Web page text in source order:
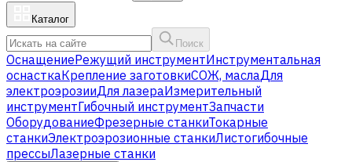
Каталог
Поиск
ОснащениеРежущий инструментИнструментальная
оснасткаКрепление заготовкиСОЖ, маслаДля
электроэрозииДля лазераИзмерительный
инструментГибочный инструментЗапчасти
ОборудованиеФрезерные станкиТокарные
станкиЭлектроэрозионные станкиЛистогибочные
прессыЛазерные станки